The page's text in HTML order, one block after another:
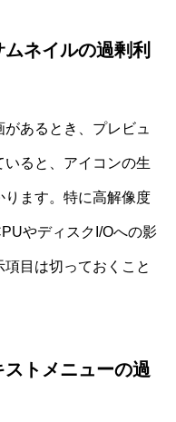
ネイルの過剰利
あるとき、プレビュ
ると、アイコンの生
ります。特に高解像度
やディスクI/Oへの影
目は切っておくこと
トメニューの過